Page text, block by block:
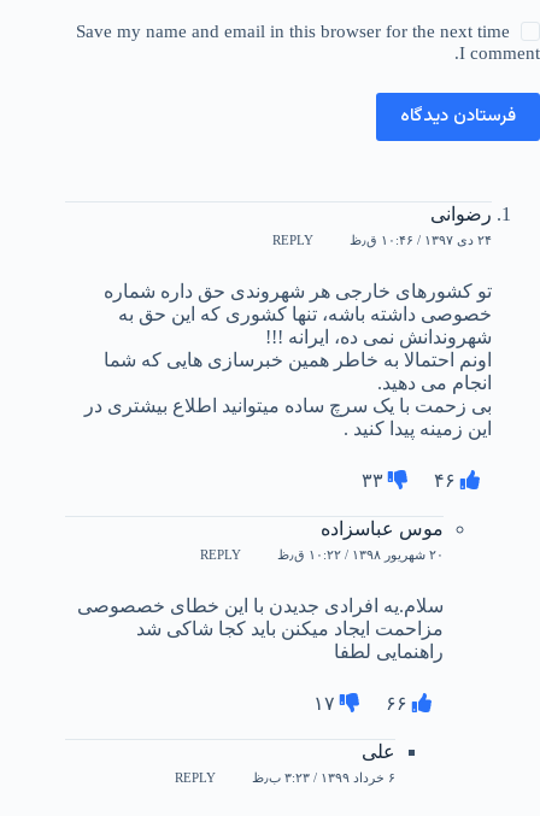
Save my name and email in this browser for the next time
I comment.
فرستادن دیدگاه
رضوانی
۲۴ دی ۱۳۹۷ / ۱۰:۴۶ ق٫ظ REPLY
تو کشورهای خارجی هر شهروندی حق داره شماره
خصوصی داشته باشه، تنها کشوری که این حق به
شهروندانش نمی ده، ایرانه !!!
اونم احتمالا به خاطر همین خبرسازی هایی که شما
انجام می دهید.
بی زحمت با یک سرچ ساده میتوانید اطلاع بیشتری در
این زمینه پیدا کنید .
۴۶ ۳۳
موس عباسزاده
۲۰ شهریور ۱۳۹۸ / ۱۰:۲۲ ق٫ظ REPLY
سلام.یه افرادی جدیدن با این خطای خصصوصی
مزاحمت ایجاد میکنن باید کجا شاکی شد
راهنمایی لطفا
۶۶ ۱۷
علی
۶ خرداد ۱۳۹۹ / ۳:۲۳ ب٫ظ REPLY